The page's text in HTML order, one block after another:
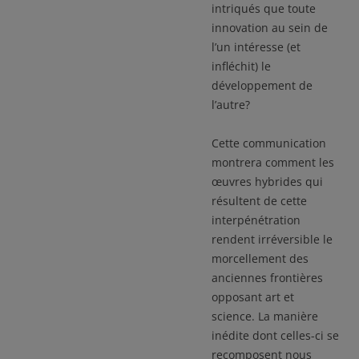
intriqués que toute
innovation au sein de
l’un intéresse (et
infléchit) le
développement de
l’autre?
Cette communication
montrera comment les
œuvres hybrides qui
résultent de cette
interpénétration
rendent irréversible le
morcellement des
anciennes frontières
opposant art et
science. La manière
inédite dont celles-ci se
recomposent nous